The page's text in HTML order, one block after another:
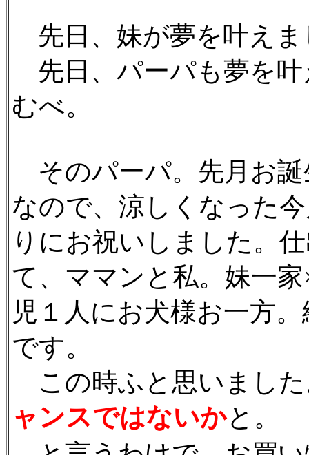
先日、妹が夢を叶えま
先日、パーパも夢を叶
むべ。
そのパーパ。先月お誕
なので、涼しくなった
りにお祝いしました。
て、ママンと私。妹一
児１人にお犬様お一方
です。
この時ふと思いまし
ャンスではないかと。